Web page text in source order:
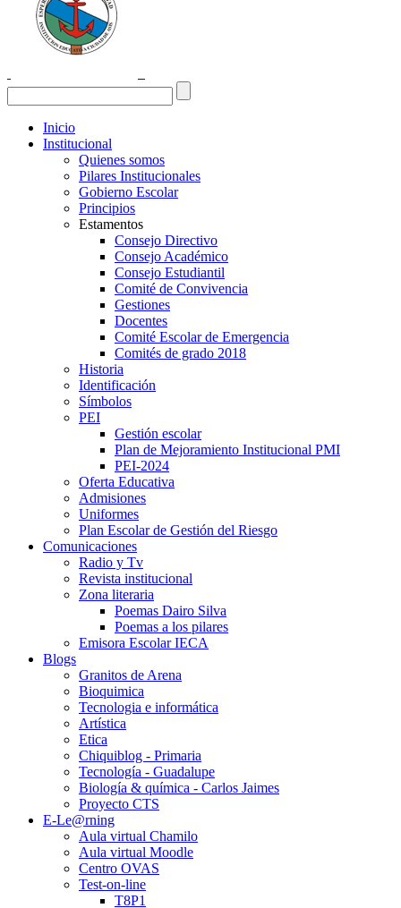
Inicio
Institucional
Quienes somos
Pilares Institucionales
Gobierno Escolar
Principios
Estamentos
Consejo Directivo
Consejo Académico
Consejo Estudiantil
Comité de Convivencia
Gestiones
Docentes
Comité Escolar de Emergencia
Comités de grado 2018
Historia
Identificación
Símbolos
PEI
Gestión escolar
Plan de Mejoramiento Institucional PMI
PEI-2024
Oferta Educativa
Admisiones
Uniformes
Plan Escolar de Gestión del Riesgo
Comunicaciones
Radio y Tv
Revista institucional
Zona literaria
Poemas Dairo Silva
Poemas a los pilares
Emisora Escolar IECA
Blogs
Granitos de Arena
Bioquimica
Tecnologia e informática
Artística
Etica
Chiquiblog - Primaria
Tecnología - Guadalupe
Biología & química - Carlos Jaimes
Proyecto CTS
E-Le@rning
Aula virtual Chamilo
Aula virtual Moodle
Centro OVAS
Test-on-line
T8P1